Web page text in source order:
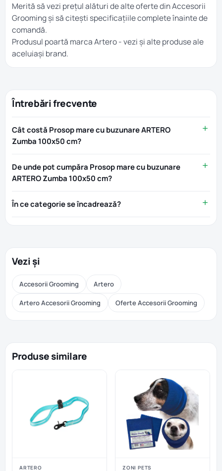
Merită să vezi prețul alături de alte oferte dinAccesorii
Grooming și să citești specificațiile complete înainte de
comandă.
Produsul poartă marcaArtero- vezi și alte produse ale
aceluiași brand.
Întrebări frecvente
Cât costă Prosop mare cu buzunare ARTERO
Zumba 100x50 cm?
De unde pot cumpăra Prosop mare cu buzunare
ARTERO Zumba 100x50 cm?
În ce categorie se încadrează?
Vezi și
Accesorii Grooming Artero
Artero Accesorii Grooming Oferte Accesorii Grooming
Produse similare
ARTERO ZONI PETS